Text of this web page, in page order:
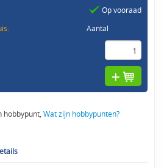
Op vooraad
Aantal
hobbypunt,Wat zijn hobbypunten?